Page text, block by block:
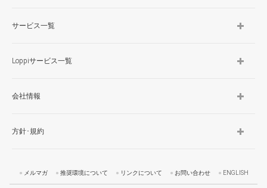
サービス一覧
Loppiサービス一覧
会社情報
方針･規約
メルマガ 推奨環境について リンクについて お問い合わせ ENGLISH